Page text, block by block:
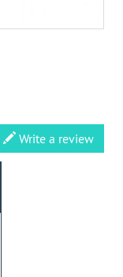
Write a review